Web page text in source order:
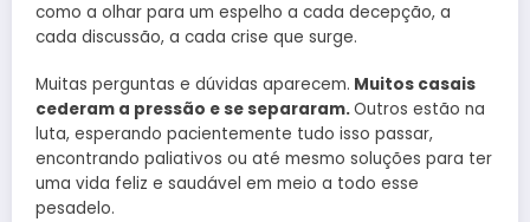
como a olhar para um espelho a cada decepção, a
cada discussão, a cada crise que surge.
Muitas perguntas e dúvidas aparecem. Muitos casais
cederam a pressão e se separaram.Outros estão na
luta, esperando pacientemente tudo isso passar,
encontrando paliativos ou até mesmo soluções para ter
uma vida feliz e saudável em meio a todo esse
pesadelo.